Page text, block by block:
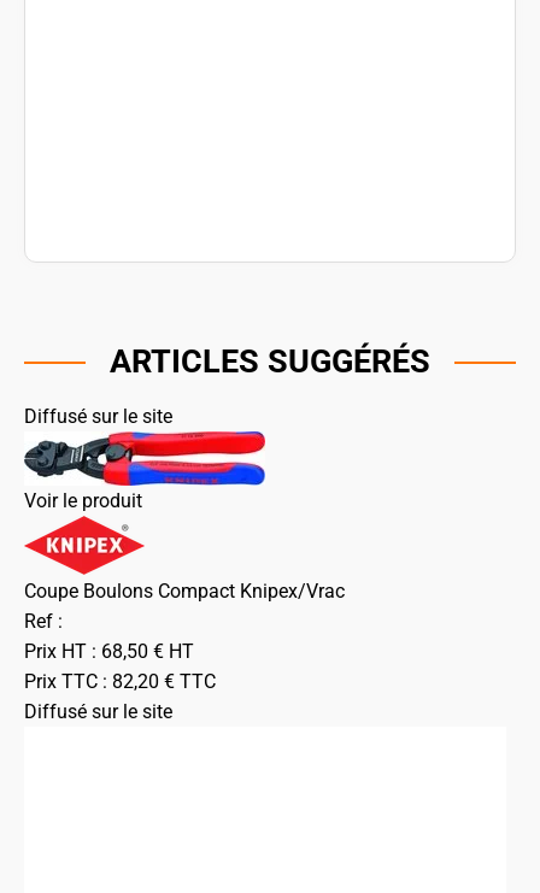
ARTICLES SUGGÉRÉS
Diffusé sur le site
Voir le produit
Coupe Boulons Compact Knipex/Vrac
Ref :
Prix HT : 68,50 € HT
Prix TTC : 82,20 € TTC
Diffusé sur le site